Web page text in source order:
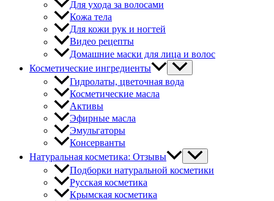
Для ухода за волосами
Кожа тела
Для кожи рук и ногтей
Видео рецепты
Домашние маски для лица и волос
Косметические ингредиенты
Гидролаты, цветочная вода
Косметические масла
Активы
Эфирные масла
Эмульгаторы
Консерванты
Натуральная косметика: Отзывы
Подборки натуральной косметики
Русская косметика
Крымская косметика